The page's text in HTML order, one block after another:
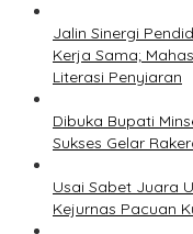
Jalin Sinergi
Kerja Sama;
Literasi Penyiaran
Dibuka Bupati
Sukses Gelar
Usai Sabet Juara
Kejurnas Pacuan